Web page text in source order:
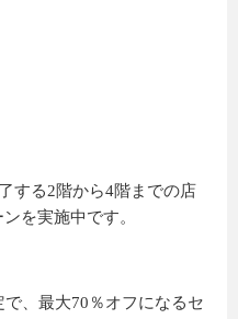
する2階から4階までの店
を実施中です。
、最大70％オフになるセ